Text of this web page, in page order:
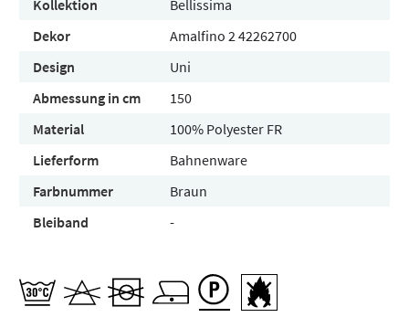
Kollektion
Bellissima
Dekor
Amalfino 2 42262700
Design
Uni
Abmessung in cm
150
Material
100% Polyester FR
Lieferform
Bahnenware
Farbnummer
Braun
Bleiband
-